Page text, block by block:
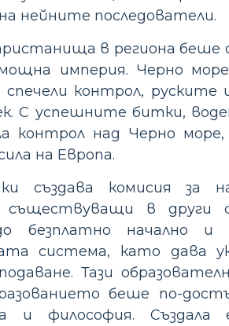
нейните последователи.
в региона беше
империя. Черно
контрол, руските
С успешните битки,
контрол над Черно
на Европа.
създава комисия за
съществуващи в други
начално и
система, като дава
Тази
беше по-
и философия.